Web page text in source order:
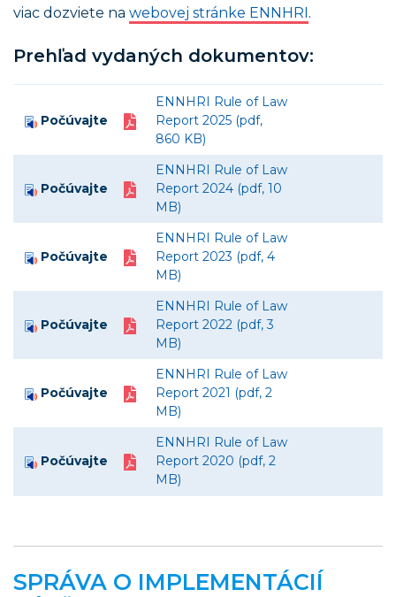
viac dozviete na webovej stránke ENNHRI.
Prehľad vydaných dokumentov:
Počúvajte
ENNHRI Rule of Law
Report 2025 (pdf,
860 KB)
Počúvajte
ENNHRI Rule of Law
Report 2024 (pdf, 10
MB)
Počúvajte
ENNHRI Rule of Law
Report 2023 (pdf, 4
MB)
Počúvajte
ENNHRI Rule of Law
Report 2022 (pdf, 3
MB)
Počúvajte
ENNHRI Rule of Law
Report 2021 (pdf, 2
MB)
Počúvajte
ENNHRI Rule of Law
Report 2020 (pdf, 2
MB)
SPRÁVA O IMPLEMENTÁCIÍ